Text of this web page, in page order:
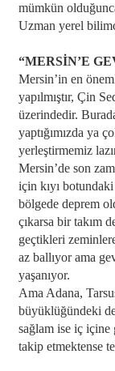
mümkün
Uzman yerel
“MERSİN’E
Mersin’in en
yapılmıştır, Çin
üzerindedir.
yaptığımızda ya
yerleştirmemiz
Mersin’de son
için kıyı
bölgede deprem
çıkarsa bir takım
geçtikleri
az ballıyor ama
yaşanıyor.
Ama Adana,
büyüklüğündeki
sağlam ise iç
takip etmektense